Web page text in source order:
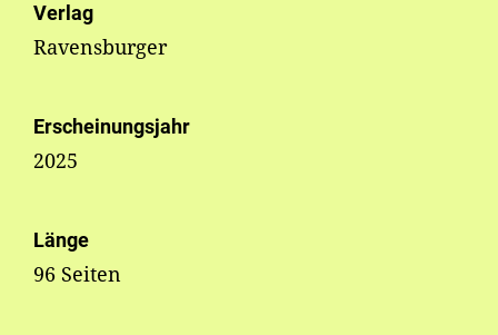
Verlag
Ravensburger
Erscheinungsjahr
2025
Länge
96 Seiten